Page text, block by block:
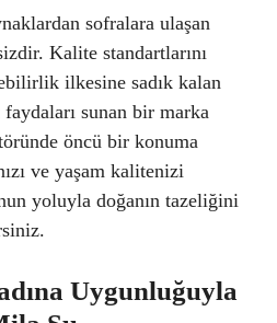
sofralara ulaşan
Kalite standartlarını
ilkesine sadık kalan
sunan bir marka
öncü bir konuma
ve yaşam kalitenizi
yoluyla doğanın tazeliğini
Uygunluğuyla